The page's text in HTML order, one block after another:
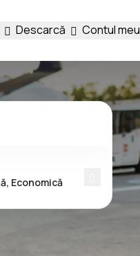
Descarcă Contul meu